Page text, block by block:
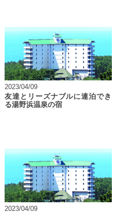
2023/04/09
友達とリーズナブルに連泊でき
る湯野浜温泉の宿
2023/04/09